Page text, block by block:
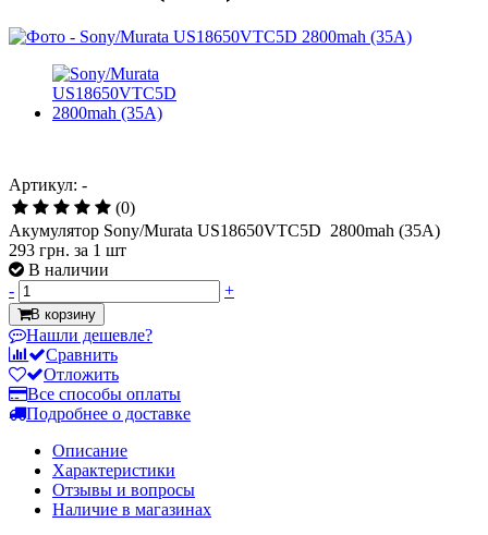
Артикул: -
(0)
Акумулятор Sony/Murata US18650VTC5D 2800mah (35А)
293 грн. за 1 шт
В наличии
-
+
В корзину
Нашли дешевле?
Сравнить
Отложить
Все способы оплаты
Подробнее о доставке
Описание
Характеристики
Отзывы и вопросы
Наличие в магазинах